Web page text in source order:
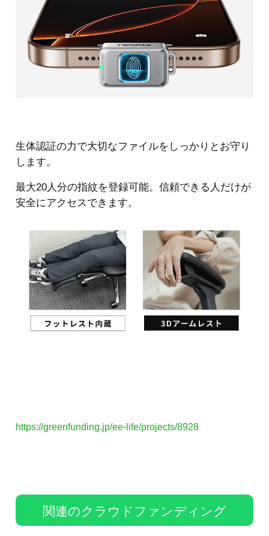
生体認証の力で大切なファイルをしっかりとお守り
します。
最大20人分の指紋を登録可能。信頼できる人だけが
安全にアクセスできます。
https://greenfunding.jp/ee-life/projects/8928
関連のクラウドファンディング